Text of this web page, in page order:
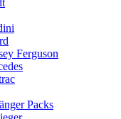
Ferguson
Packs